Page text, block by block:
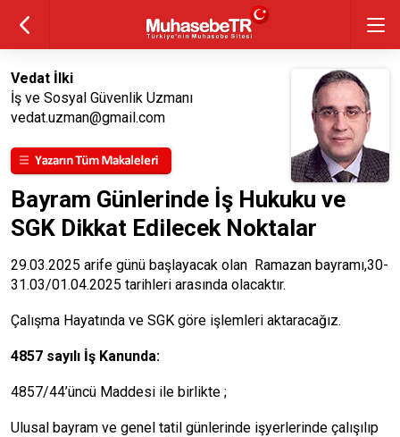
Vedat İlki
İş ve Sosyal Güvenlik Uzmanı
vedat.uzman@gmail.com
Bayram Günlerinde İş Hukuku ve
SGK Dikkat Edilecek Noktalar
29.03.2025 arife günü başlayacak olan Ramazan bayramı,30-
31.03/01.04.2025 tarihleri arasında olacaktır.
Çalışma Hayatında ve SGK göre işlemleri aktaracağız.
4857 sayılı İş Kanunda:
4857/44’üncü Maddesi ile birlikte ;
Ulusal bayram ve genel tatil günlerinde işyerlerinde çalışılıp